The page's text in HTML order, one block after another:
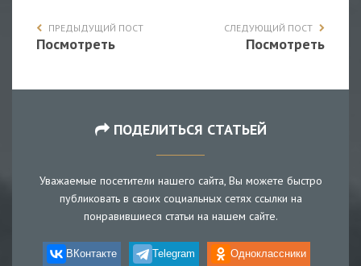
ПРЕДЫДУЩИЙ ПОСТ
Посмотреть
СЛЕДУЮЩИЙ ПОСТ
Посмотреть
ПОДЕЛИТЬСЯ СТАТЬЕЙ
Уважаемые посетители нашего сайта, Вы можете быстро
публиковать в своих социальных сетях ссылки на
понравившиеся статьи на нашем сайте.
ВКонтакте Telegram Одноклассники